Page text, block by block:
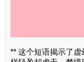
** 这个短语揭示了